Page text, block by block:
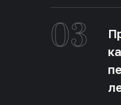
03